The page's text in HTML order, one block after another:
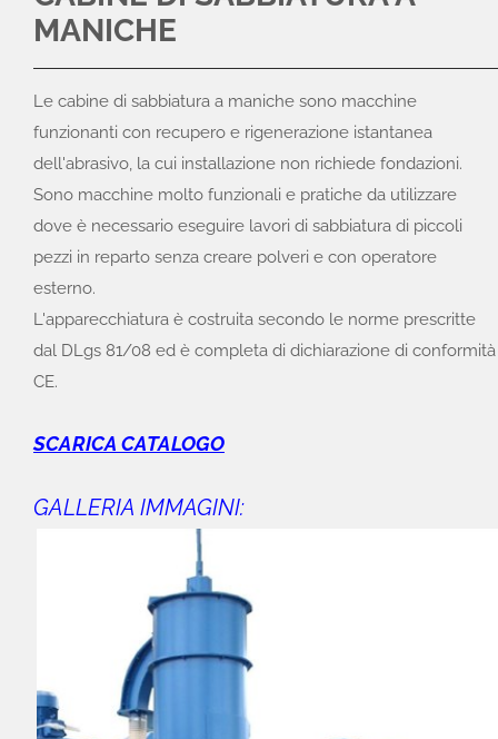
MANICHE
Le cabine di sabbiatura a maniche sono macchine
funzionanti con recupero e rigenerazione istantanea
dell'abrasivo, la cui installazione non richiede fondazioni.
Sono macchine molto funzionali e pratiche da utilizzare
dove è necessario eseguire lavori di sabbiatura di piccoli
pezzi in reparto senza creare polveri e con operatore
esterno.
L'apparecchiatura è costruita secondo le norme prescritte
dal DLgs 81/08 ed è completa di dichiarazione di conformità
CE.
SCARICA CATALOGO
GALLERIA IMMAGINI: